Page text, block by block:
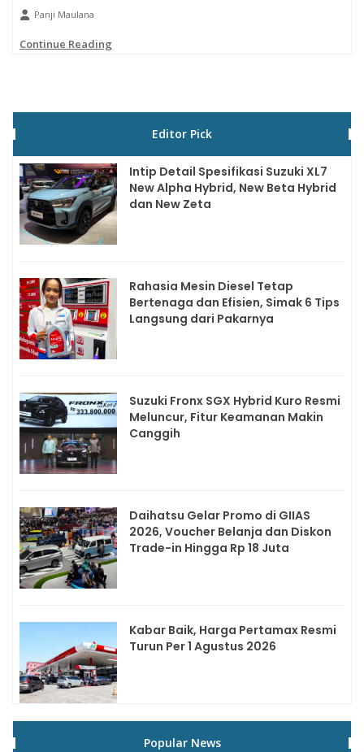
Panji Maulana
Continue Reading
Editor Pick
Intip Detail Spesifikasi Suzuki XL7
New Alpha Hybrid, New Beta Hybrid
dan New Zeta
Rahasia Mesin Diesel Tetap
Bertenaga dan Efisien, Simak 6 Tips
Langsung dari Pakarnya
Suzuki Fronx SGX Hybrid Kuro Resmi
Meluncur, Fitur Keamanan Makin
Canggih
Daihatsu Gelar Promo di GIIAS
2026, Voucher Belanja dan Diskon
Trade-in Hingga Rp 18 Juta
Kabar Baik, Harga Pertamax Resmi
Turun Per 1 Agustus 2026
Popular News